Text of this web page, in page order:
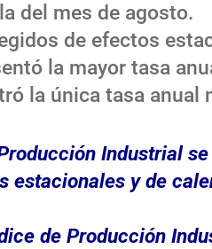
del mes de agosto.
de efectos
la mayor tasa
la única tasa anual
Industrial
y de
de Producción